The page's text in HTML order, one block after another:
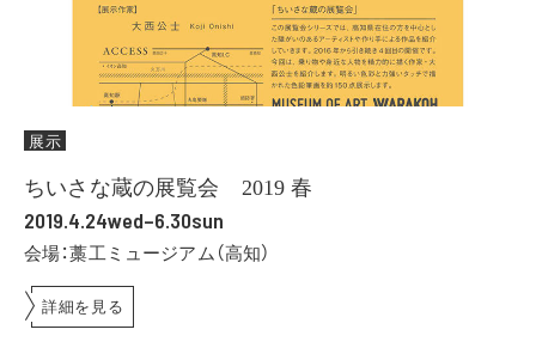
展示
ちいさな蔵の展覧会 2019 春
2019.4.24wed–6.30sun
会場：藁工ミュージアム（高知）
詳細を見る